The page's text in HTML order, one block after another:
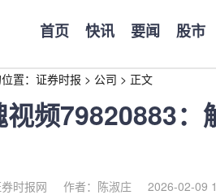
首页 快讯 要闻 股市
置： 证券时报 > 公司 > 正文
视频79820883：
时报网 作者：陈淑庄 2026-02-09